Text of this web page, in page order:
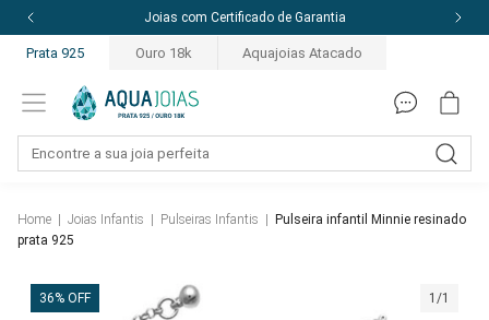
10% off com o cupom: PRIMEIRACOMPRA
Prata 925 Ouro 18k Aquajoias Atacado
Home Joias Infantis Pulseiras Infantis
Pulseira infantil Minnie resinado
prata 925
36% OFF 1/1